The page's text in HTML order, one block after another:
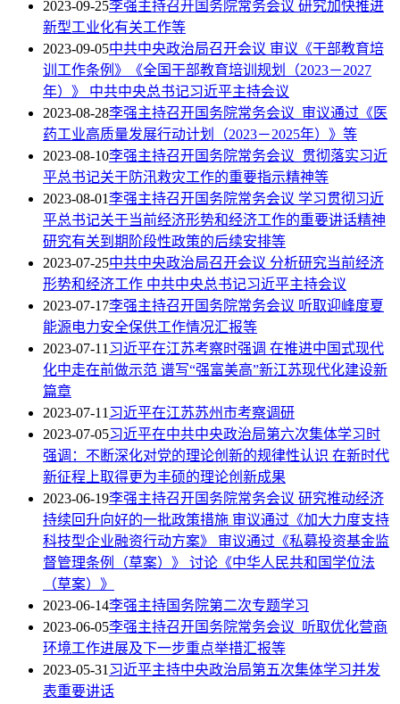
2023-09-25李强主持召开国务院常务会议 研究加快推进
新型工业化有关工作等
2023-09-05中共中央政治局召开会议 审议《干部教育培
训工作条例》《全国干部教育培训规划（2023－2027
年）》 中共中央总书记习近平主持会议
2023-08-28李强主持召开国务院常务会议 审议通过《医
药工业高质量发展行动计划（2023－2025年）》等
2023-08-10李强主持召开国务院常务会议 贯彻落实习近
平总书记关于防汛救灾工作的重要指示精神等
2023-08-01李强主持召开国务院常务会议 学习贯彻习近
平总书记关于当前经济形势和经济工作的重要讲话精神
研究有关到期阶段性政策的后续安排等
2023-07-25中共中央政治局召开会议 分析研究当前经济
形势和经济工作 中共中央总书记习近平主持会议
2023-07-17李强主持召开国务院常务会议 听取迎峰度夏
能源电力安全保供工作情况汇报等
2023-07-11习近平在江苏考察时强调 在推进中国式现代
化中走在前做示范 谱写“强富美高”新江苏现代化建设新
篇章
2023-07-11习近平在江苏苏州市考察调研
2023-07-05习近平在中共中央政治局第六次集体学习时
强调：不断深化对党的理论创新的规律性认识 在新时代
新征程上取得更为丰硕的理论创新成果
2023-06-19李强主持召开国务院常务会议 研究推动经济
持续回升向好的一批政策措施 审议通过《加大力度支持
科技型企业融资行动方案》 审议通过《私募投资基金监
督管理条例（草案）》 讨论《中华人民共和国学位法
（草案）》
2023-06-14李强主持国务院第二次专题学习
2023-06-05李强主持召开国务院常务会议 听取优化营商
环境工作进展及下一步重点举措汇报等
2023-05-31习近平主持中央政治局第五次集体学习并发
表重要讲话